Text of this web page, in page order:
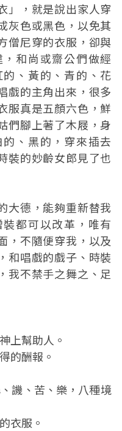
」，就是說出家人穿
灰色或黑色，以免其
僧尼穿的衣服，卻與
，和尚或齋公們做經
、黃的、青的、花
戲的主角出來，很多
服真是五顏六色，鮮
們腳上著了木屐，身
、黑的，穿來插去
裝的妙齡女郎見了也
大德，能夠重新替我
都可以改革，唯有
，不隨便穿我，以及
和唱戲的戲子、時裝
我不禁手之舞之、足
上幫助人。
的酬報。
譏、苦、樂，八種境
衣服。